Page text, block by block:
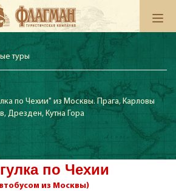
туры
по Чехии" из Москвы. Прага, Карловы
Дрезден, Кутна Гора
по Чехии
из Москвы)